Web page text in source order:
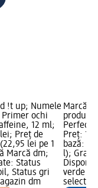
!t up; Numele
ochi
12 ml;
Preț de
lei pe 1
Marcă dm;
Status
Status gri
dm
Marcă:
Perfect
Preț:
bază:
l);
verde